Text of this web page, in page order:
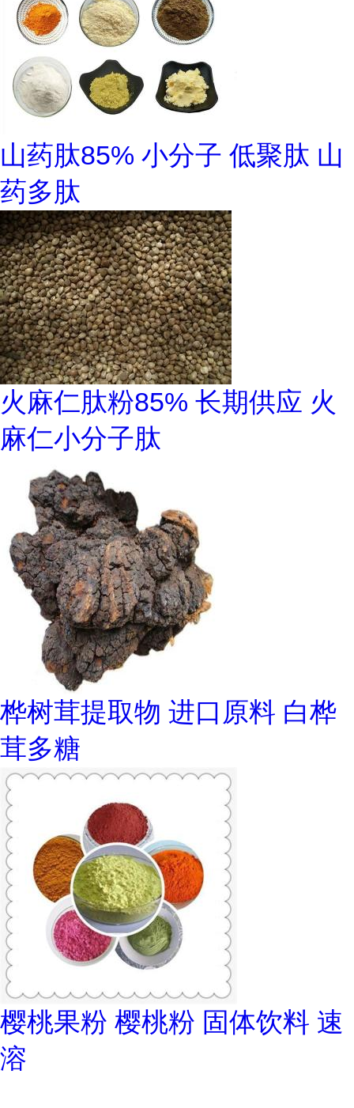
山药肽85% 小分子 低聚肽 山
药多肽
火麻仁肽粉85% 长期供应 火
麻仁小分子肽
桦树茸提取物 进口原料 白桦
茸多糖
樱桃果粉 樱桃粉 固体饮料 速
溶